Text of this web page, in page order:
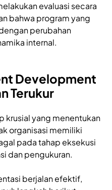
evaluasi secara
bahwa program yang
perubahan
internal.
Development
Terukur
krusial yang menentukan
organisasi memiliki
pada tahap eksekusi
dan pengukuran.
berjalan efektif,